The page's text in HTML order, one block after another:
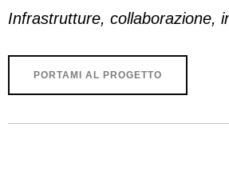
Infrastrutture, collaborazione,
PORTAMI AL PROGETTO